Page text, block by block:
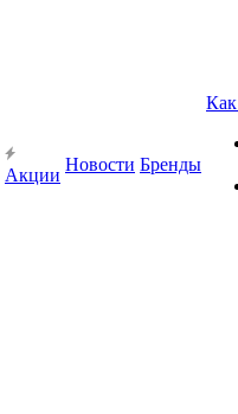
Акции
Новости Бренды